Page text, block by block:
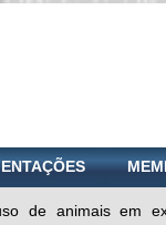
de animais em